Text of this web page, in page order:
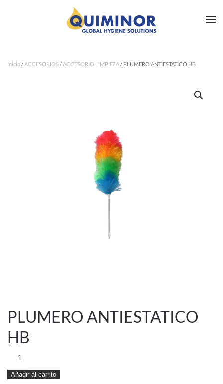
Ir al contenido principal
Inicio/ACCESORIOS/ACCESORIO LIMPIEZA/ PLUMERO ANTIESTATICO HB
PLUMERO ANTIESTATICO
HB
PLUMERO
ANTIESTATICO
HB
Añadir al carrito